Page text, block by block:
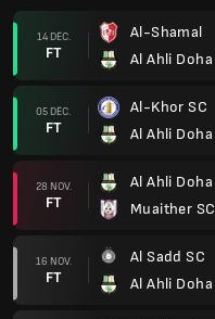
14 DÉC.
FT
Al-Shamal
Al Ahli Doha
05 DÉC.
FT
Al-Khor SC
Al Ahli Doha
28 NOV.
FT
Al Ahli Doha
Muaither SC
16 NOV.
FT
Al Sadd SC
Al Ahli Doha